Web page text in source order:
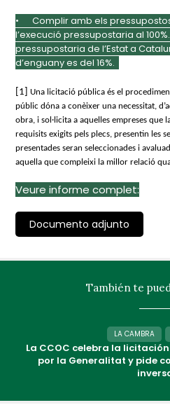
•
Complir amb els
l’execució pressupostaria al
pressupostaria de l’Estat a
d’enguany es del 16%.
[1]
Una licitació pública és el
públic dóna a conèixer una necessitat,
obra, i sol·licita a aquelles empreses
requisits exigits pels plecs, presentin les
presentades seran seleccionades i
aquella que compleixi la millor relació
Veure informe complet:
Documento adjunto
También te
LA CAMBRA
La CCOC celebra la
por la Generalitat y pide